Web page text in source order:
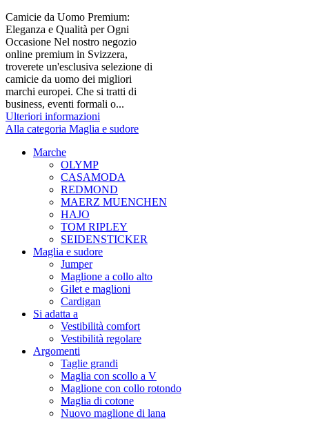
Camicie da Uomo Premium:
Eleganza e Qualità per Ogni
Occasione Nel nostro negozio
online premium in Svizzera,
troverete un'esclusiva selezione di
camicie da uomo dei migliori
marchi europei. Che si tratti di
business, eventi formali o...
Ulteriori informazioni
Alla categoria Maglia e sudore
Marche
OLYMP
CASAMODA
REDMOND
MAERZ MUENCHEN
HAJO
TOM RIPLEY
SEIDENSTICKER
Maglia e sudore
Jumper
Maglione a collo alto
Gilet e maglioni
Cardigan
Si adatta a
Vestibilità comfort
Vestibilità regolare
Argomenti
Taglie grandi
Maglia con scollo a V
Maglione con collo rotondo
Maglia di cotone
Nuovo maglione di lana